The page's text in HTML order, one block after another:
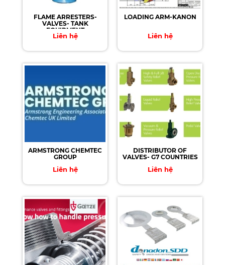
FLAME ARRESTERS-
VALVES- TANK
EQUIPMENT
Liên hệ
LOADING ARM-KANON
Liên hệ
ARMSTRONG CHEMTEC
GROUP
Liên hệ
DISTRIBUTOR OF
VALVES- G7 COUNTRIES
Liên hệ